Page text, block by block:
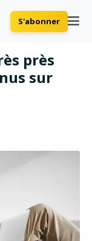
S'abonner
près
sur